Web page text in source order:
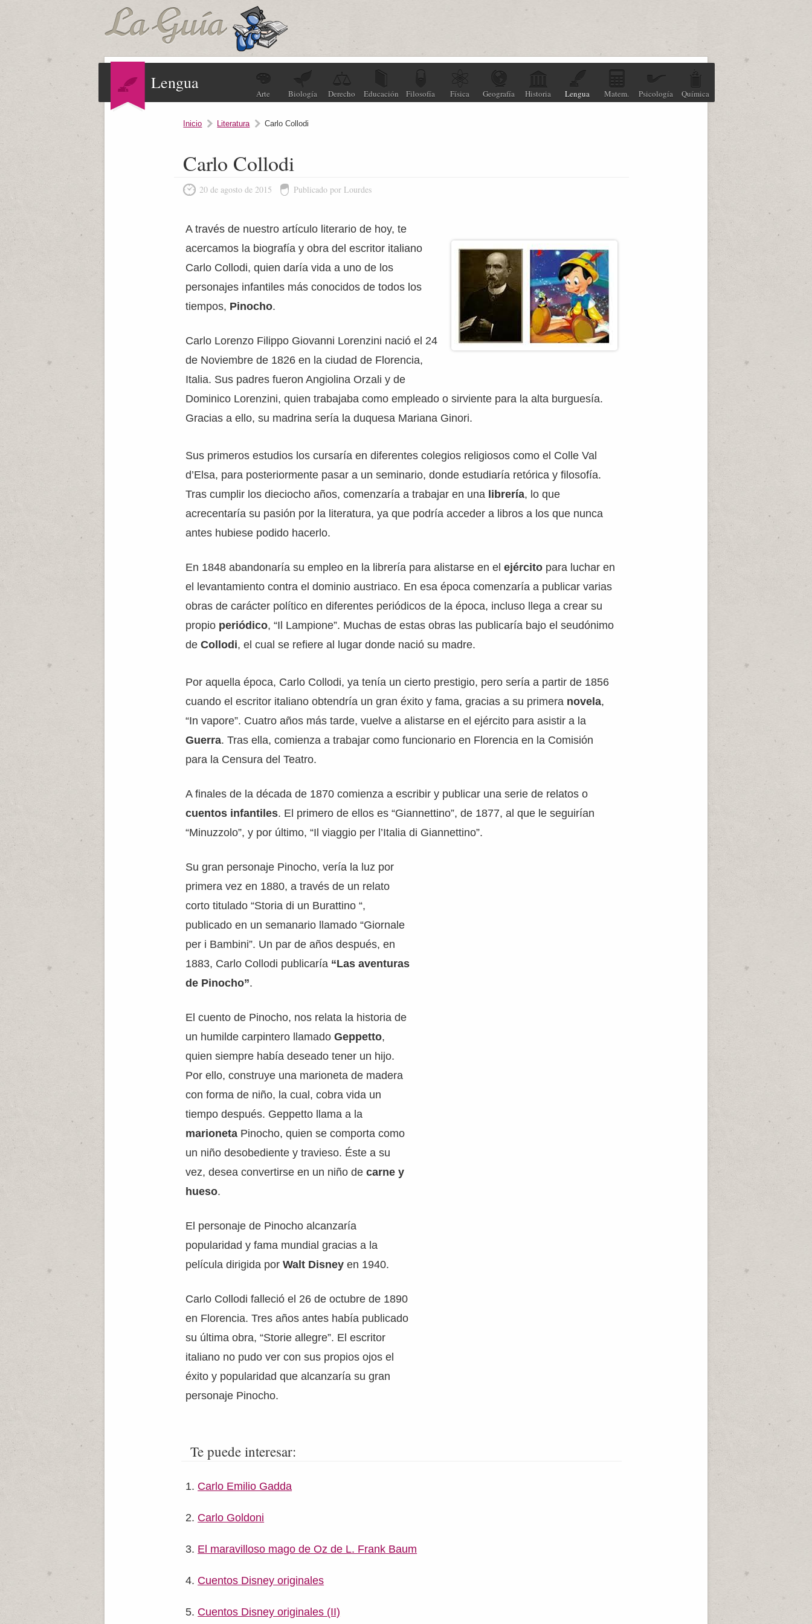
Lengua
Arte Biología Derecho Educación Filosofía Física Geografía Historia Lengua Matem. Psicología Química
Inicio Literatura Carlo Collodi
Carlo Collodi
20 de agosto de 2015 Publicado por Lourdes
A través de nuestro artículo literario de hoy, te
acercamos la biografía y obra del escritor italiano
Carlo Collodi, quien daría vida a uno de los
personajes infantiles más conocidos de todos los
tiempos, Pinocho.
Carlo Lorenzo Filippo Giovanni Lorenzini nació el 24
de Noviembre de 1826 en la ciudad de Florencia,
Italia. Sus padres fueron Angiolina Orzali y de
Dominico Lorenzini, quien trabajaba como empleado o sirviente para la alta burguesía.
Gracias a ello, su madrina sería la duquesa Mariana Ginori.
Sus primeros estudios los cursaría en diferentes colegios religiosos como el Colle Val
d’Elsa, para posteriormente pasar a un seminario, donde estudiaría retórica y filosofía.
Tras cumplir los dieciocho años, comenzaría a trabajar en una librería, lo que
acrecentaría su pasión por la literatura, ya que podría acceder a libros a los que nunca
antes hubiese podido hacerlo.
En 1848 abandonaría su empleo en la librería para alistarse en elejército para luchar en
el levantamiento contra el dominio austriaco. En esa época comenzaría a publicar varias
obras de carácter político en diferentes periódicos de la época, incluso llega a crear su
propio periódico, “Il Lampione”. Muchas de estas obras las publicaría bajo el seudónimo
deCollodi, el cual se refiere al lugar donde nació su madre.
Por aquella época, Carlo Collodi, ya tenía un cierto prestigio, pero sería a partir de 1856
cuando el escritor italiano obtendría un gran éxito y fama, gracias a su primera novela,
“In vapore”. Cuatro años más tarde, vuelve a alistarse en el ejército para asistir a la
Guerra. Tras ella, comienza a trabajar como funcionario en Florencia en la Comisión
para la Censura del Teatro.
A finales de la década de 1870 comienza a escribir y publicar una serie de relatos o
cuentos infantiles. El primero de ellos es “Giannettino”, de 1877, al que le seguirían
“Minuzzolo”, y por último, “Il viaggio per l’Italia di Giannettino”.
Su gran personaje Pinocho, vería la luz por
primera vez en 1880, a través de un relato
corto titulado “Storia di un Burattino “,
publicado en un semanario llamado “Giornale
per i Bambini”. Un par de años después, en
1883, Carlo Collodi publicaría “Las aventuras
de Pinocho”.
El cuento de Pinocho, nos relata la historia de
un humilde carpintero llamadoGeppetto,
quien siempre había deseado tener un hijo.
Por ello, construye una marioneta de madera
con forma de niño, la cual, cobra vida un
tiempo después. Geppetto llama a la
marioneta Pinocho, quien se comporta como
un niño desobediente y travieso. Éste a su
vez, desea convertirse en un niño decarne y
hueso.
El personaje de Pinocho alcanzaría
popularidad y fama mundial gracias a la
película dirigida por Walt Disney en 1940.
Carlo Collodi falleció el 26 de octubre de 1890
en Florencia. Tres años antes había publicado
su última obra, “Storie allegre”. El escritor
italiano no pudo ver con sus propios ojos el
éxito y popularidad que alcanzaría su gran
personaje Pinocho.
Te puede interesar:
Carlo Emilio Gadda
Carlo Goldoni
El maravilloso mago de Oz de L. Frank Baum
Cuentos Disney originales
Cuentos Disney originales (II)